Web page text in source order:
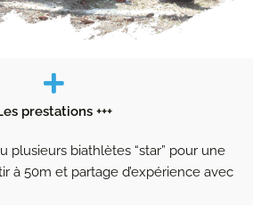
prestations +++
plusieurs biathlètes “star” pour une
à 50m et partage d’expérience avec